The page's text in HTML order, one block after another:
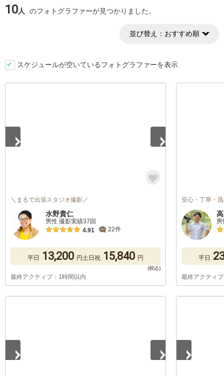
10人 のフォトグラファーが見つかりました。
並び替え： おすすめ順
スケジュールが空いているフォトグラファーを表示
＼まるで出張スタジオ撮影／
水野貴仁
男性 撮影実績37回
4.91
22件
平日 13,200 円土日祝 15,840 円
最終アクティブ：1時間以内
安心・丁寧・
平日
最終アクティ